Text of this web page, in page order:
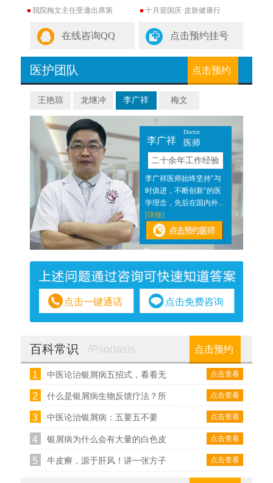
我院梅文主任受邀出席第
十月迎国庆·皮肤健康行
在线咨询QQ 点击预约挂号
医护团队 点击预约
王艳琼 龙继冲 李广祥 梅文
李广祥
Doctor
医师
二十余年工作经验
李广祥医师始终坚持"与
时俱进，不断创新"的医
学理念，先后在国内外...
[详细]
点击一键通话 点击免费咨询
百科常识 /Psoriasis 点击预约
1 点击查看
中医论治银屑病五招式，看看无
2 点击查看
什么是银屑病生物反馈疗法？所
3 点击查看
中医论治银屑病：五要五不要
4 点击查看
银屑病为什么会有大量的白色皮
5 点击查看
牛皮癣，源于肝风！讲一张方子